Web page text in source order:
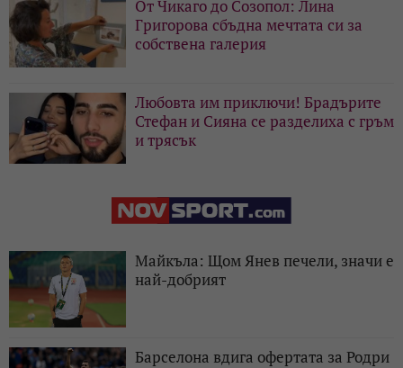
От Чикаго до Созопол: Лина
Григорова сбъдна мечтата си за
собствена галерия
Любовта им приключи! Брадърите
Стефан и Сияна се разделиха с гръм
и трясък
Майкъла: Щом Янев печели, значи е
най-добрият
Барселона вдига офертата за Родри